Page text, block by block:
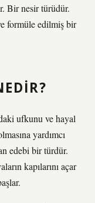
Bir nesir türüdür.
formüle edilmiş bir
ufkunu ve hayal
yardımcı
edebi bir türdür.
kapılarını açar